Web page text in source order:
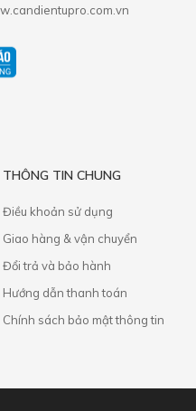
THÔNG TIN CHUNG
Điều khoản sử dụng
Giao hàng & vận chuyển
​Đổi trả và bảo hành
Hướng dẫn thanh toán
Chính sách bảo mật thông tin